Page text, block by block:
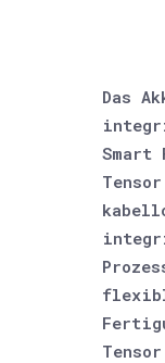
Das
Smart